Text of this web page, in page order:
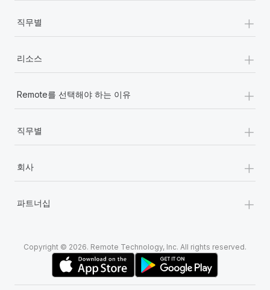
직무별 +
리소스 +
Remote를 선택해야 하는 이유 +
직무별 +
회사 +
파트너십 +
Copyright © 2026. Remote Technology, Inc. All rights reserved.